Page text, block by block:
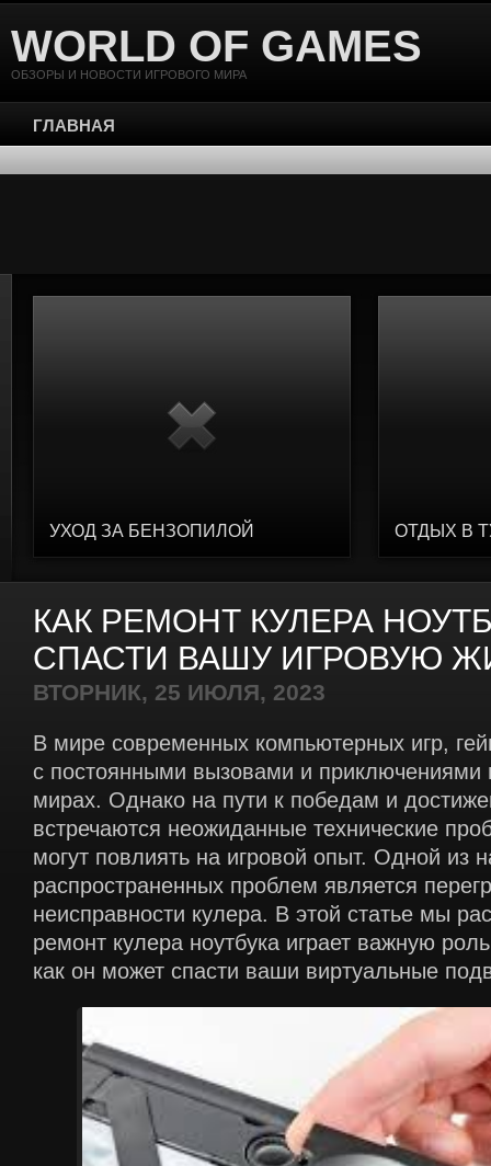
WORLD OF GAMES
ОБЗОРЫ И НОВОСТИ ИГРОВОГО МИРА
ГЛАВНАЯ
УХОД ЗА БЕНЗОПИЛОЙ ОТДЫХ В
КАК РЕМОНТ КУЛЕРА
СПАСТИ ВАШУ ИГРОВУЮ
ВТОРНИК, 25 ИЮЛЯ, 2023
В мире современных компьютерных игр,
с постоянными вызовами и приключениями
мирах. Однако на пути к победам и
встречаются неожиданные технические
могут повлиять на игровой опыт. Одной из
распространенных проблем является
неисправности кулера. В этой статье мы
ремонт кулера ноутбука играет важную
как он может спасти ваши виртуальные